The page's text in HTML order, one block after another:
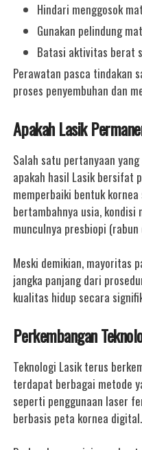
Hindari menggosok
Gunakan pelindung
Batasi aktivitas berat
Perawatan pasca tindakan
proses penyembuhan dan
Apakah Lasik
Salah satu pertanyaan
apakah hasil Lasik bersifat
memperbaiki bentuk
bertambahnya usia,
munculnya presbiopi
Meski demikian, mayoritas
jangka panjang dari
kualitas hidup secara
Perkembangan
Teknologi Lasik terus
terdapat berbagai metode
seperti penggunaan laser
berbasis peta kornea digital.